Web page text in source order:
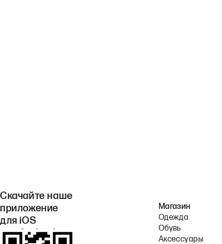
Скачайте наше
приложение
для iOS
или Android.
Магазин
Одежда
Обувь
Аксессуары